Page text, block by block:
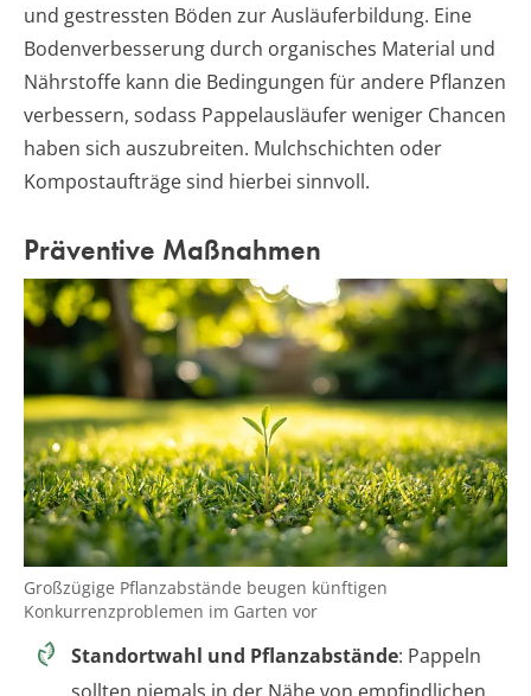
und gestressten Böden zur Ausläuferbildung. Eine
Bodenverbesserung durch organisches Material und
Nährstoffe kann die Bedingungen für andere Pflanzen
verbessern, sodass Pappelausläufer weniger Chancen
haben sich auszubreiten. Mulchschichten oder
Kompostaufträge sind hierbei sinnvoll.
Präventive Maßnahmen
Großzügige Pflanzabstände beugen künftigen
Konkurrenzproblemen im Garten vor
Standortwahl und Pflanzabstände: Pappeln
sollten niemals in der Nähe von empfindlichen